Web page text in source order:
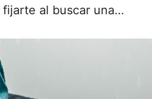
al buscar una…